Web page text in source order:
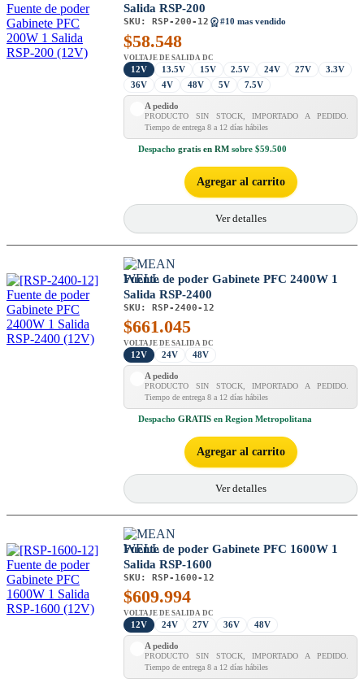
Salida RSP-200
SKU: RSP-200-12 #10 mas vendido
$58.548
VOLTAJE DE SALIDA DC
12V 13.5V 15V 2.5V 24V 27V
3.3V
36V
4V 48V 5V 7.5V
A pedido
PRODUCTO SIN STOCK, IMPORTADO A PEDIDO.
Tiempo de entrega 8 a 12 días hábiles
Despacho gratis en RM sobre $59.500
Agregar al carrito
Ver detalles
Fuente de poder Gabinete PFC 2400W 1
Salida RSP-2400
SKU: RSP-2400-12
$661.045
VOLTAJE DE SALIDA DC
12V 24V 48V
A pedido
PRODUCTO SIN STOCK, IMPORTADO A PEDIDO.
Tiempo de entrega 8 a 12 días hábiles
Despacho GRATIS en Region Metropolitana
Agregar al carrito
Ver detalles
Fuente de poder Gabinete PFC 1600W 1
Salida RSP-1600
SKU: RSP-1600-12
$609.994
VOLTAJE DE SALIDA DC
12V 24V 27V 36V 48V
A pedido
PRODUCTO SIN STOCK, IMPORTADO A PEDIDO.
Tiempo de entrega 8 a 12 días hábiles